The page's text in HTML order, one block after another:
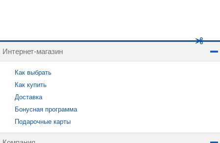
Интернет-магазин
Как выбрать
Как купить
Доставка
Бонусная программа
Подарочные карты